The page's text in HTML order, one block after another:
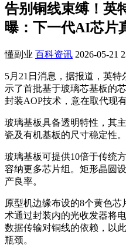
告别铜线束缚！英
曝：下一代AI芯片
懂副业 百科资讯 2026-05-21
5月21日消息，据报道，英
示了首批基于玻璃芯基板的
封装AOP技术，意在取代现
玻璃基板具备透明特性，其
瓷及有机基板的尺寸稳定性。
玻璃基板可提供10倍于传统
容纳更多芯片组。矩形晶圆
产良率。
原型机边缘布设的8个黄色
术通过封装内的光收发器将
数据传输对铜线的依赖，以
瓶颈。